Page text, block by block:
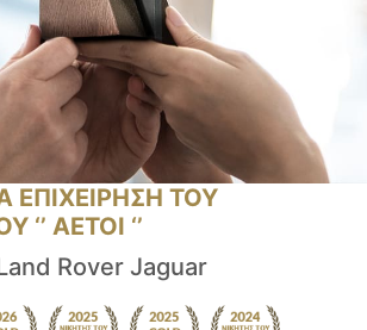
ΕΠΙΧΕΙΡΗΣΗ ΤΟΥ
‘’ ΑΕΤΟΙ ‘’
Rover Jaguar